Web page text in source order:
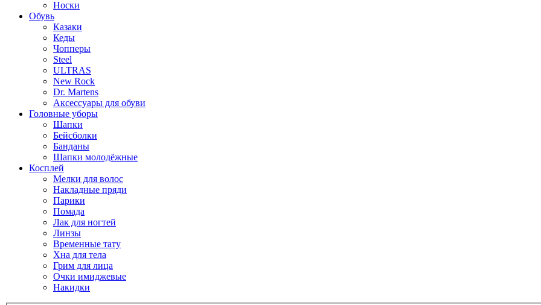
Носки
Обувь
Казаки
Кеды
Чопперы
Steel
ULTRAS
New Rock
Dr. Martens
Аксессуары для обуви
Головные уборы
Шапки
Бейсболки
Банданы
Шапки молодёжные
Косплей
Мелки для волос
Накладные пряди
Парики
Помада
Лак для ногтей
Линзы
Временные тату
Хна для тела
Грим для лица
Очки имиджевые
Накидки